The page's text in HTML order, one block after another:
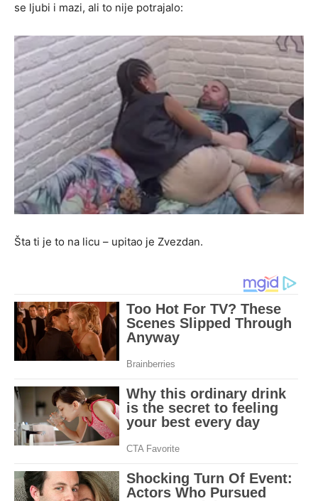
se ljubi i mazi, ali to nije potrajalo:
Šta ti je to na licu – upitao je Zvezdan.